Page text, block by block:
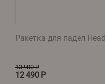
Ракетка для падел
13 900 Р
12 490 Р